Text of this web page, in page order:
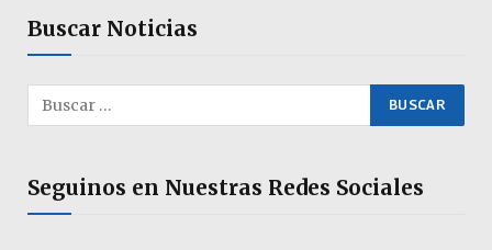
Buscar Noticias
Seguinos en Nuestras Redes Sociales